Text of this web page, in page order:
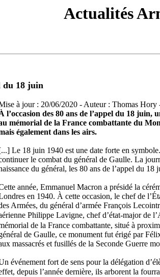
Actualités
du 18 juin
à jour : 20/06/2020 - Auteur : Thomas
l’occasion des 80 ans de l’appel du 18 juin,
mémorial de la France combattante du
également dans les airs.
Le 18 juin 1940 est une date forte en
le combat du général de Gaulle. La
du général, les 80 ans de l’appel du 18
année, Emmanuel Macron a présidé la
en 1940. À cette occasion, le chef de
Armées, du général d’armée François
Philippe Lavigne, chef d’état-major de
de la France combattante, situé à
de Gaulle, ce monument fut érigé par
massacrés et fusillés de la Seconde Guerre
événement fort de sens pour la délégation
depuis l’année dernière, ils arborent la